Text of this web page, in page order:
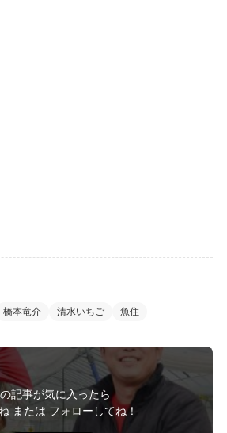
橋本竜介 清水いちご 魚住
記事が気に入ったら
または フォローしてね！